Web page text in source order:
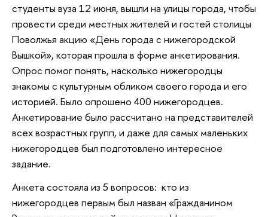
студенты вуза 12 июня, вышли на улицы города, чтобы
провести среди местных жителей и гостей столицы
Поволжья акцию «День города с нижегородской
Вышкой», которая прошла в форме анкетирования.
Опрос помог понять, насколько нижегородцы
знакомы с культурным обликом своего города и его
историей. Было опрошено 400 нижегородцев.
Анкетирование было рассчитано на представителей
всех возрастных групп, и даже для самых маленьких
нижегородцев был подготовлено интересное
задание.
Анкета состояла из 5 вопросов: кто из
нижегородцев первым был назван «Гражданином